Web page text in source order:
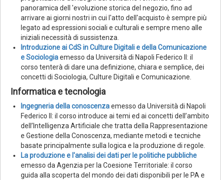
panoramica dell 'evoluzione storica del negozio, fino ad
arrivare ai giorni nostri in cui l'atto dell'acquisto è sempre più
legato ad espressioni sociali e culturali e sempre meno alle
iniziali necessità di sussistenza.
Introduzione ai CdS in Culture Digitali e della Comunicazione
e Sociologiaemesso da Università di Napoli Federico II: il
corso tenterà di dare una definizione, chiara e semplice, dei
concetti di Sociologia, Culture Digitali e Comunicazione.
Informatica e tecnologia
Ingegneria della conoscenzaemesso da Università di Napoli
Federico II: il corso introduce ai temi ed ai concetti dell’ambito
dell’Intelligenza Artificiale che tratta della Rappresentazione
e Gestione della Conoscenza, mediante metodi e tecniche
basate principalmente sulla logica e la produzione di regole.
La produzione e l'analisi dei dati per le politiche pubbliche
emesso da Agenzia per la Coesione Territoriale: il corso
guida alla scoperta del mondo dei dati disponibili per le PA e